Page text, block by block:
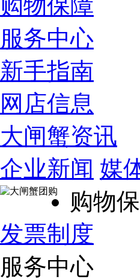
购物保障
服务中心
新手指南
网店信息
大闸蟹资讯
企业新闻 媒
购物
发票制度
服务中心